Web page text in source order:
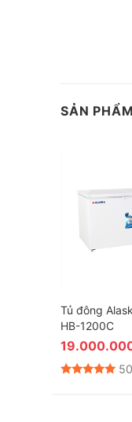
Tiện ích
cho kẻ trộm
–Giỏ đựng đồ
–Bánh xe:
– Nút điều
SẢN
Tủ đông
HB-1200C